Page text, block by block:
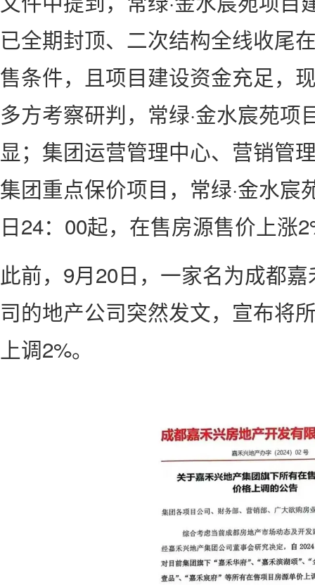
已全期封顶、二次结构全线收尾
售条件，且项目建设资金充足，
多方考察研判，常绿·金水宸苑项
显；集团运营管理中心、营销管
集团重点保价项目，常绿·金水宸
日24：00起，在售房源售价上涨
此前，9月20日，一家名为成都
司的地产公司突然发文，宣布将
上调2%。